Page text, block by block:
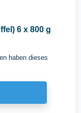
6 x 800 g
haben dieses